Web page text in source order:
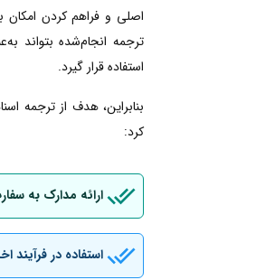
اصلی و فراهم کردن امکان
ترجمه انجام‌شده بتواند
استفاده قرار گیرد.
بنابراین، هدف از ترجمه
کرد:
ارائه مدارک به
استفاده در فرآیند